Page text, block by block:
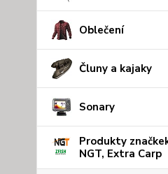
Oblečení
Čluny a kajaky
Sonary
Produkty
NGT, Extra Carp